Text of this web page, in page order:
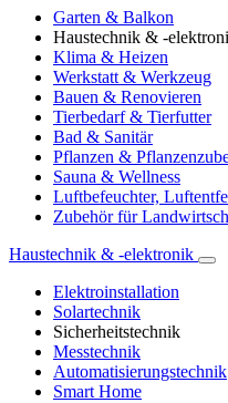
Garten & Balkon
Haustechnik & -
Klima & Heizen
Werkstatt & Werkzeug
Bauen & Renovieren
Tierbedarf & Tierfutter
Bad & Sanitär
Pflanzen &
Sauna & Wellness
Luftbefeuchter,
Zubehör für
Haustechnik & -elektronik
Elektroinstallation
Solartechnik
Sicherheitstechnik
Messtechnik
Automatisierungstechnik
Smart Home